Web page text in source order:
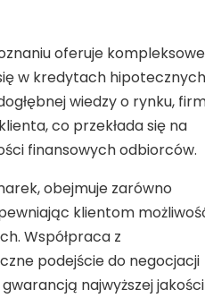
oferuje kompleksowe
w kredytach
wiedzy o rynku,
co przekłada się na
finansowych odbiorców.
obejmuje zarówno
klientom
Współpraca z
podejście do negocjacji
najwyższej